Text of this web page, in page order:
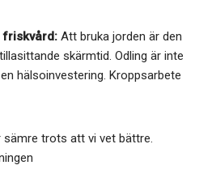
friskvård: Att bruka jorden är den
skärmtid. Odling är inte
hälsoinvestering. Kroppsarbete
sämre trots att vi vet bättre.